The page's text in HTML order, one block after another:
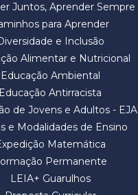
Juntos, Aprender Sempre
para Aprender
e Inclusão
Alimentar e Nutricional
Educação Ambiental
Educação Antirracista
de Jovens e Adultos - EJA
e Modalidades de Ensino
Matemática
Permanente
LEIA+ Guarulhos